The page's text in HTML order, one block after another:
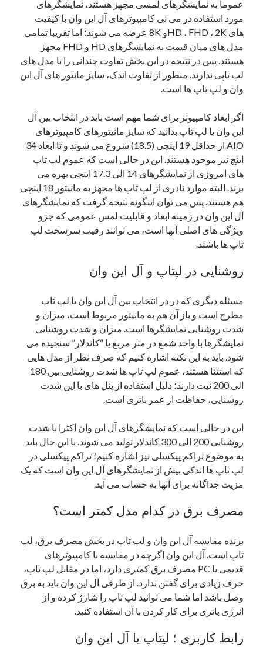
عموما به نمایشگرهای لمسی مجهز هستند، نمایشگرهای
مورد استفاده در می نی کامپیوترهای آل این وان با کیفیت
های HD ، FHD ، 2Kو 8K عرضه می شوند؛ اما تقریبا تمامی
مدل های میان قیمت به نمایشگرهای HD و FHD مجهز
هستند. پس در نتیجه در این بخش تفاوت چندانی را با مدل های
لپ تاپی ندارند. منظور از تفاوت اندک، سایز مانتور های آل این
وان و لپ تاپ ها است.
اگر ابعاد کامپیوتر برای شما مهم است باید در انتخاب بین آل
این وان یا لپ تاپ بدانید که سایز مانیتورهای کامپیوترهای
AIO از حداقل 19 اینچی (18.5) شروع می شوند و تا ابعاد 34
اینچ نیز موجود هستند. این در حالی است که عموم لپ تاپ
های امروزی از نمایشگرهای 14 الی 17.3 اینچی بهره می
برند. البته موارد نادری از لپ تاپ ها مجهز به مانیتور 18 اینچی
هم هستند. پس می توان اینگونه نتیجه گرفت که نمایشگرهای
آل این وان در زمینه ابعاد و قابلیت لمس عمومی که جزو
ویژگی های اصلی آنها است، می توانند رقیب سرسخت لپ
تاپ ها باشند.
روشنایی در لپتاپ و آل این وان
مسئله دیگری که در در انتخاب بین آل این وان یا لپ تاپ
مطرح است و باز آن هم به مانیتور مربوط است، میزان و
شدت روشنایی نمایشگرها است. میزان و شدت روشنایی
نمایشگرها با واحد شمع در متر مربع یا “کاندلار” سنجیده می
شود. باید به این نکته اشاره کنیم که صرف نظر از مدل هایی
که استثنا هستند، عموم لپ تاپ ها شدت روشنایی بین 180
الی 200 نیت دارند؛ دلیل استفاده از پنل های با این شدت
روشنایی، حفاظت از عمر باتری است.
این در حالی است که نمایشگرهای آل این وان اکثرا با شدت
روشنایی 200 الی 300 کاندلار تولید می شوند. با این حال باید
به موضوع تراکم پیکسلی نیز اشاره کنیم؛ تراکم پیکسلی در
لپ تاپ ها اندکی بیش از نمایشگرهای آل این وان است که یک
مزیت جداگانه برای آنها به حساب می آید.
مصرف برق در کدام مدل کمتر است؟
برنده مقایسه آل این وان و لپ تاپدر بخش مصرف برق، لپ
تاپ است. آل این وان اگرچه در مقایسه با کامپیوترهای
قدیمی یا PC مصرف برق کمتری دارد، اما در مقابل لپ تاپ،
حرف زیادی برای گفتن ندارد. از طرفی آل این وان باید به برق
وصل باشد اما شما می توانید لپ تاپ را شارژ کرده و از
انرژی باتری برای کار کردن با آن استفاده کنید.
رابط کاربری ؛ لپتاپ یا آل این وان